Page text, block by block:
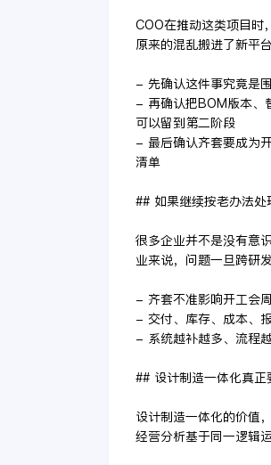
COO在推动这类项目时
原来的混乱搬进了新平
- 先确认这件事究竟是
- 再确认把BOM版本、
可以留到第二阶段
- 最后确认齐套要成为
清单
## 如果继续按老办法
很多企业并不是没有意
业来说，问题一旦跨研
- 齐套不准影响开工会
- 交付、库存、成本、
- 系统越补越多、流程
## 设计制造一体化真正
设计制造一体化的价值
经营分析基于同一逻辑运